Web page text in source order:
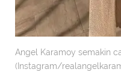
Angel Karamoy semakin
(Instagram/